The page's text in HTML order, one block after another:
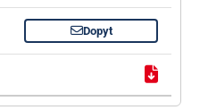
Dopyt